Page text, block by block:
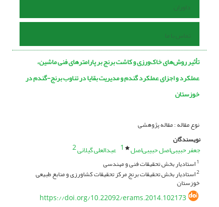
داوران
تماس با ما
تأثیر روش‌های خاک‌ورزی و کاشت برنج بر پارامترهای فنی ماشین،
عملکرد و اجزای عملکرد گندم و مدیریت بقایا در تناوب برنج-گندم در
خوزستان
نوع مقاله : مقاله پژوهشی
نویسندگان
جعفر حبیبی‌اصل حبیبی‌اصل 1 عبدالعلی گیلانی2
1استادیار بخش تحقیقات فنی و مهندسی
2استادیار بخش تحقیقات برنج مرکز تحقیقات کشاورزی و منابع طبیعی
خوزستان
https://doi.org/10.22092/erams.2014.102173